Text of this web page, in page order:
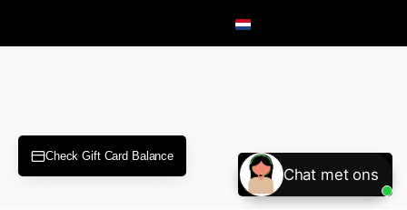
Chat met ons
Check Gift Card Balance